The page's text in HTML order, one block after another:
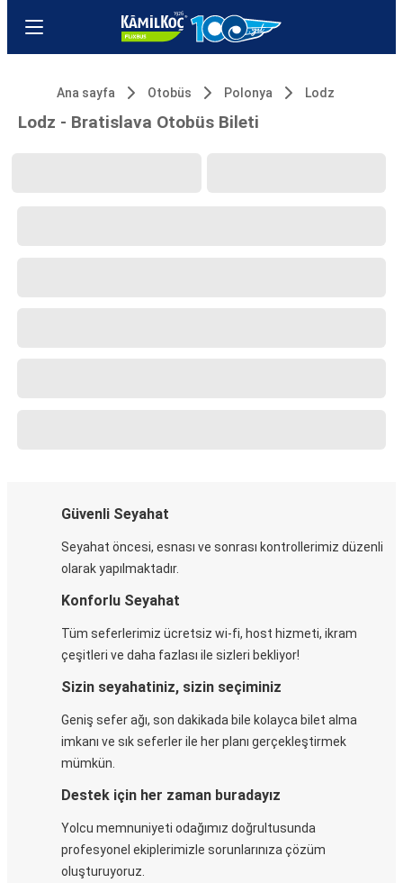
Ana sayfa Otobüs Polonya Lodz
Lodz - Bratislava Otobüs Bileti
Güvenli Seyahat
Seyahat öncesi, esnası ve sonrası kontrollerimiz düzenli
olarak yapılmaktadır.
Konforlu Seyahat
Tüm seferlerimiz ücretsiz wi-fi, host hizmeti, ikram
çeşitleri ve daha fazlası ile sizleri bekliyor!
Sizin seyahatiniz, sizin seçiminiz
Geniş sefer ağı, son dakikada bile kolayca bilet alma
imkanı ve sık seferler ile her planı gerçekleştirmek
mümkün.
Destek için her zaman buradayız
Yolcu memnuniyeti odağımız doğrultusunda
profesyonel ekiplerimizle sorunlarınıza çözüm
oluşturuyoruz.